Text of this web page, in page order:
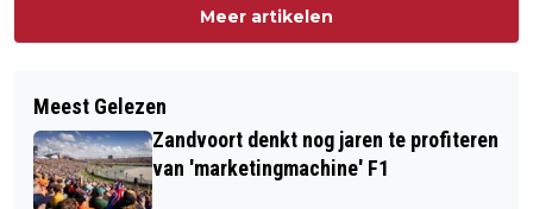
Meer artikelen
Meest Gelezen
Zandvoort denkt nog jaren te profiteren
van 'marketingmachine' F1